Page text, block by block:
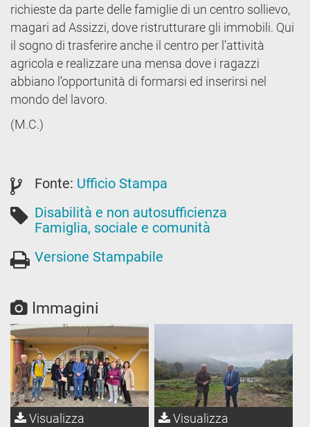
richieste da parte delle famiglie di un centro sollievo,
magari ad Assizzi, dove ristrutturare gli immobili. Qui
il sogno di trasferire anche il centro per l’attività
agricola e realizzare una mensa dove i ragazzi
abbiano l’opportunità di formarsi ed inserirsi nel
mondo del lavoro.
(M.C.)
Fonte: Ufficio Stampa
Disabilità e non autosufficienza
Famiglia, sociale e comunità
Versione Stampabile
Immagini
Visualizza Visualizza